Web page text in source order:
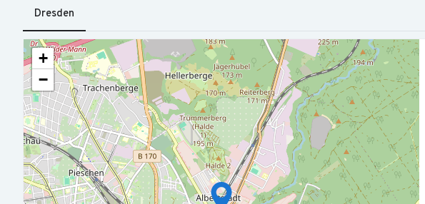
Erste Erfahrungen in der Bearbeitung von internationalen Mandanten /
Finanzen & Vorteile
Ein EdenRed‑Sachbezug bis 50 € sowie Corporate Benefits unterstützen Sie im
Zusätzlich erhalten Sie einen Kita‑Zuschuss.
Mobilität & Gesundheit
Wir bezuschussen Ihr ÖPNV‑ oder Deutschlandticket.
Gesundheitsangebote fördern Ihr Wohlbefinden.
Dresden
+
−